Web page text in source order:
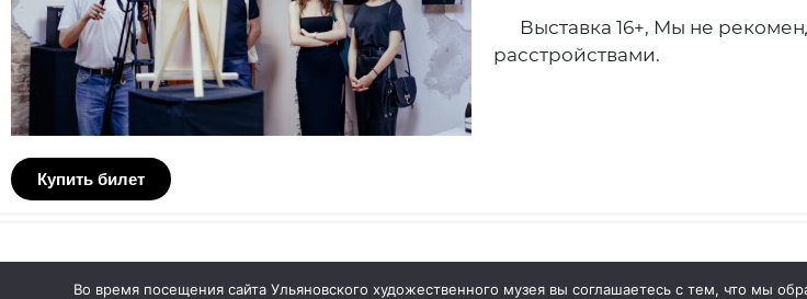
Купить билет
Выставка 16+, Мы не
расстройствами.
© 2026 Ульяновский областной художественный музей
Во время посещения сайта Ульяновского художественного музея вы соглашаетесь с тем, что мы